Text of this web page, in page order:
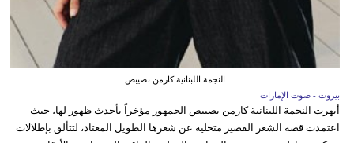
النجمة اللبنانية كارمن بصيبص
بيروت - صوت الإمارات
أبهرت النجمة اللبنانية كارمن بصيبص الجمهور مؤخراً بأحدث ظهور لها، حيث
اعتمدت قصة الشعر القصير متخلية عن شعرها الطويل المعتاد، لتتألق بإطلالات